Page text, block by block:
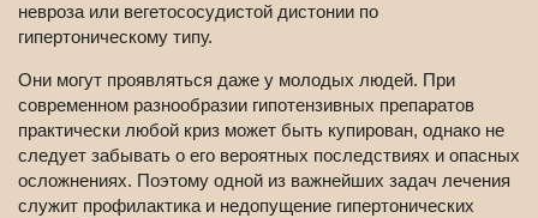
невроза или вегетососудистой дистонии по
гипертоническому типу.
Они могут проявляться даже у молодых людей. При
современном разнообразии гипотензивных препаратов
практически любой криз может быть купирован, однако не
следует забывать о его вероятных последствиях и опасных
осложнениях. Поэтому одной из важнейших задач лечения
служит профилактика и недопущение гипертонических